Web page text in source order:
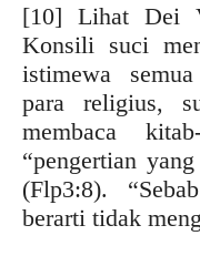
[10] Lihat Dei
Konsili suci
istimewa
para religius,
membaca
“pengertian
(Flp3:8).
berarti tidak